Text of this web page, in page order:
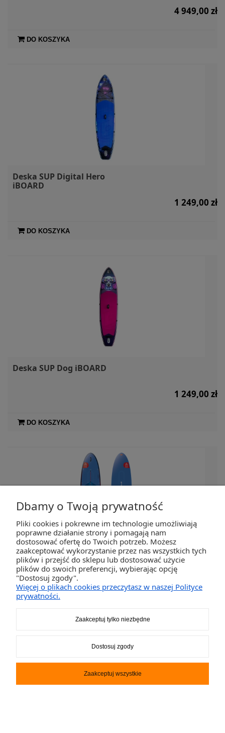
4 949,00 zł
DO KOSZYKA
Deska SUP Digital Hero
iBOARD
1 249,00 zł
DO KOSZYKA
Deska SUP Dog iBOARD
1 249,00 zł
DO KOSZYKA
Deska SUP Double Chamber
Deluxe iGO 12 x 33 Starboard
6 299,00 zł
Dbamy o Twoją prywatność
Pliki cookies i pokrewne im technologie umożliwiają
poprawne działanie strony i pomagają nam
dostosować ofertę do Twoich potrzeb. Możesz
zaakceptować wykorzystanie przez nas wszystkich tych
plików i przejść do sklepu lub dostosować użycie
plików do swoich preferencji, wybierając opcję
"Dostosuj zgody".
Więcej o plikach cookies przeczytasz w naszej Polityce
prywatności.
Zaakceptuj tylko niezbędne
Dostosuj zgody
Zaakceptuj wszystkie